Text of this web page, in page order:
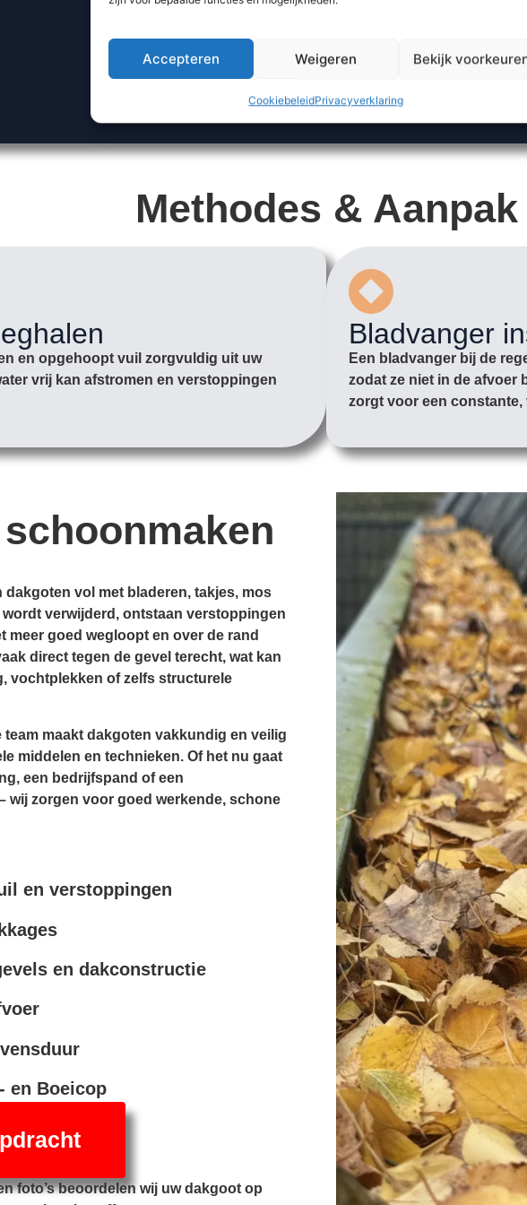
Accepteren Weigeren Bekijk
CookiebeleidPrivacyverklaring
Methodes & Aanpak
en opgehoopt vuil zorgvuldig uit uw
vrij kan afstromen en verstoppingen
Bladvanger
Een bladvanger bij de
zodat ze niet in de afvoer
zorgt voor een constante,
dakgoten vol met bladeren, takjes, mos
verwijderd, ontstaan verstoppingen
meer goed wegloopt en over de rand
direct tegen de gevel terecht, wat kan
vochtplekken of zelfs structurele
maakt dakgoten vakkundig en veilig
middelen en technieken. Of het nu gaat
een bedrijfspand of een
wij zorgen voor goed werkende, schone
en verstoppingen
en dakconstructie
en Boeicop
foto’s beoordelen wij uw dakgoot op